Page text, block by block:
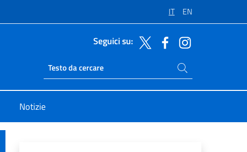
IT EN
Seguici su:
Ricerca sito live
Cerca nel sito
Notizie